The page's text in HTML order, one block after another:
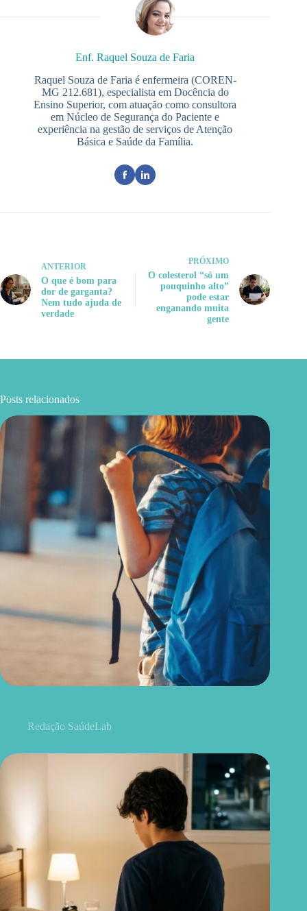
Enf. Raquel Souza de Faria
Raquel Souza de Faria é enfermeira (COREN-
MG 212.681), especialista em Docência do
Ensino Superior, com atuação como consultora
em Núcleo de Segurança do Paciente e
experiência na gestão de serviços de Atenção
Básica e Saúde da Família.
ANTERIOR
O que é bom para
dor de garganta?
Nem tudo ajuda de
verdade
PRÓXIMO
O colesterol “só um
pouquinho alto”
pode estar
enganando muita
gente
Posts relacionados
Redação SaúdeLab